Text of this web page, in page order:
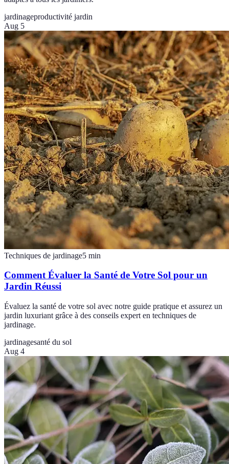
jardinageproductivité jardin
Aug 5
Techniques de jardinage5 min
Comment Évaluer la Santé de Votre Sol pour un
Jardin Réussi
Évaluez la santé de votre sol avec notre guide pratique et assurez un
jardin luxuriant grâce à des conseils expert en techniques de
jardinage.
jardinagesanté du sol
Aug 4